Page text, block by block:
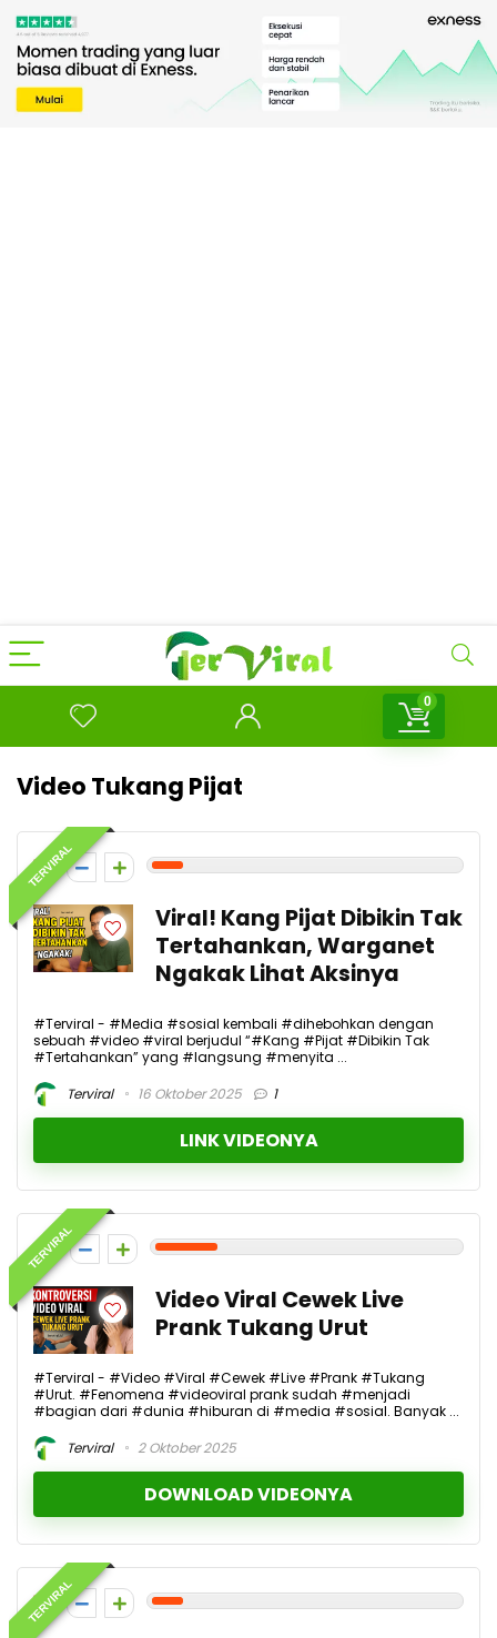
0
Video Tukang Pijat
TERVIRAL
1
Viral! Kang Pijat Dibikin Tak
Tertahankan, Warganet
Ngakak Lihat Aksinya
#Terviral - #Media #sosial kembali #dihebohkan dengan
sebuah #video #viral berjudul “#Kang #Pijat #Dibikin Tak
#Tertahankan” yang #langsung #menyita ...
Terviral
16 Oktober 2025 1
LINK VIDEONYA
TERVIRAL
2
Video Viral Cewek Live
Prank Tukang Urut
#Terviral - #Video #Viral #Cewek #Live #Prank #Tukang
#Urut. #Fenomena #videoviral prank sudah #menjadi
#bagian dari #dunia #hiburan di #media #sosial. Banyak ...
Terviral
2 Oktober 2025
DOWNLOAD VIDEONYA
TERVIRAL
1